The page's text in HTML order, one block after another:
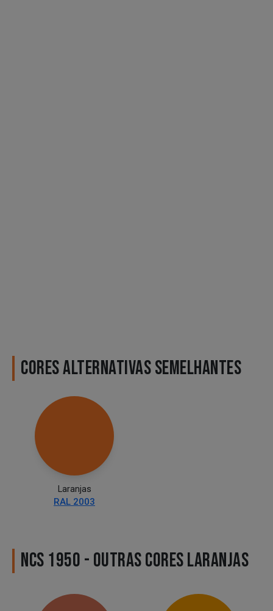
CORES ALTERNATIVAS SEMELHANTES
Laranjas
RAL 2003
NCS 1950 - OUTRAS CORES LARANJAS